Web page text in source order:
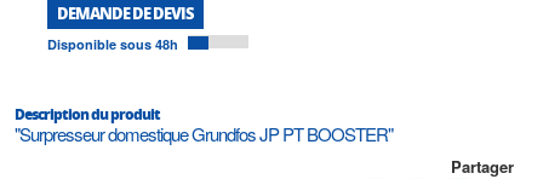
DEMANDE DE DEVIS
Disponible sous 48h
Description du produit
"Surpresseur domestique Grundfos JP PT BOOSTER"
Partager